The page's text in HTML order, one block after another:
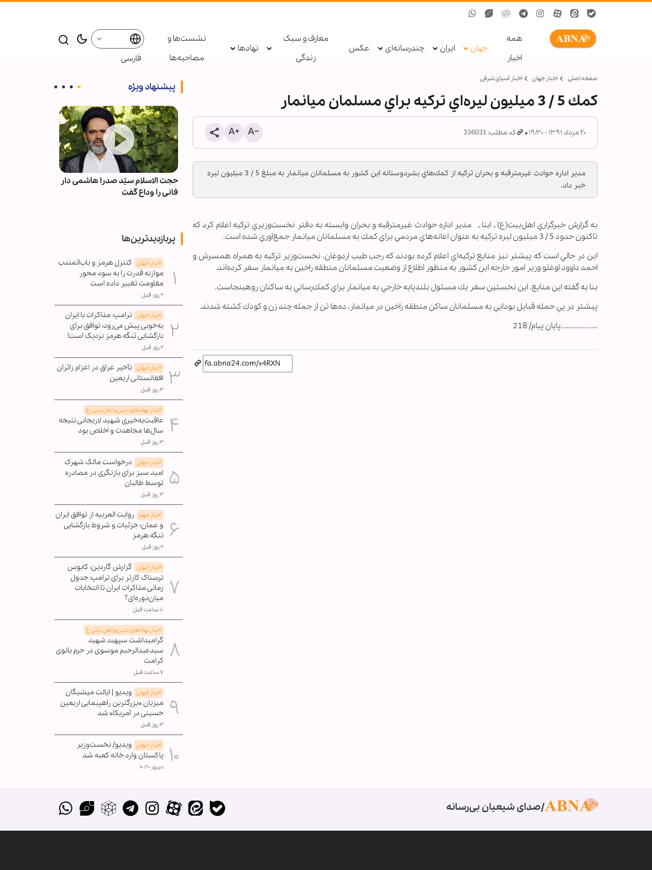
همه
اخبار
جهان ایران چندرسانه‌ای عکس
معارف و سبک
زندگی
نهادها
نشست‌ها و
مصاحبه‌ها
فارسی
صفحه اصلی اخبار جهان اخبار آسیای شرقی
كمك 5 / 3 ميليون ليره‌‌اي تركيه براي مسلمان ميانمار
۲۰ مرداد ۱۳۹۱ - ۱۹:۳۰ کد مطلب: 336031
مدير اداره حوادث غيرمترقبه و بحران تركيه از كمك‌هاي بشردوستانه اين كشور به مسلمانان ميانمار به مبلغ 5 / 3 ميليون ليره
خبر داد.
به گزارش خبرگزاري اهل‌بیت(ع) ـ ابنا ـ مدير اداره حوادث غيرمترقبه و بحران وابسته به دفتر نخست‌وزيري تركيه اعلام كرد كه
تاكنون حدود 5 / 3 ميليون ليره تركيه به عنوان اعانه‌هاي مردمي براي كمك به مسلمانان ميانمار جمع‌آوري شده است.
اين در حالي است كه پيشتر نيز منابع تركيه‌اي اعلام كرده بودند كه رجب طيب اردوغان، نخست‌وزير تركيه به همراه همسرش و
احمد داوود اوغلو وزير امور خارجه اين كشور به منظور اطلاع از وضعيت مسلمانان منطقه راخين به ميانمار سفر كرده‌اند.
بنا به گفته اين منابع، اين نخستين سفر يك مسئول بلندپايه خارجي به ميانمار براي كمك‌رساني به ساكنان روهينجاست.
پيشتر در پي حمله قبايل بودايي به مسلمانان ساكن منطقه راخين در ميانمار، ده‌ها تن از جمله چند زن و كودك كشته شدند.
...................پایان پیام/ 218
پیشنهاد ویژه
روایت تصویری «سید مرتضی
حجت الاسلام سیّد صدرا هاشمی دار
فانی را وداع گفت
پربازدیدترین‌ها
اخبار جهان کنترل هرمز و باب‌المندب
موازنه قدرت را به سود محور
مقاومت تغییر داده است
۲ روز قبل
اخبار جهان ترامپ: مذاکرات با ایران
به‌خوبی پیش می‌رود؛ توافق برای
بازگشایی تنگه هرمز نزدیک است!
۲ روز قبل
اخبار جهان تأخیر عراق در اعزام زائران
افغانستانی اربعین
۳ روز قبل
اخبار نهادهای دینی و اهل بیتی ع
عاقبت‌به‌خیری شهید لاریجانی نتیجه
سال‌ها مجاهدت و اخلاص بود
۳ روز قبل
اخبار جهان درخواست مالک شهرک
امید سبز برای بازنگری در مصادره
توسط طالبان
۳ روز قبل
اخبار مهم روایت العربیه از توافق ایران
و عمان؛ جزئیات و شروط بازگشایی
تنگه هرمز
۲ روز قبل
اخبار جهان گزارش گاردین: کابوس
ترسناک کارتر برای ترامپ؛ جدول
زمانی مذاکرات ایران تا انتخابات
میان‌دوره‌ای؟
۱۰ ساعت قبل
اخبار نهادهای دینی و اهل بیتی ع
گرامیداشت سپهبد شهید
سیدعبدالرحیم موسوی در حرم بانوی
کرامت
۷ ساعت قبل
اخبار جهان ویدیو | ایالت میشیگان
میزبان »بزرگترین راهپیمایی اربعین
حسینی در آمریکا« شد
۳ روز قبل
اخبار جهان ویدیو/ نخست‌وزیر
پاکستان وارد خانه کعبه شد
دیروز ۱۰:۲۰
صدای شیعیان بی‌رسانه